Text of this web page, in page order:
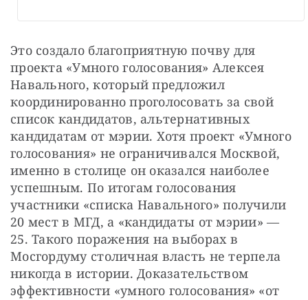
Это создало благоприятную почву для
проекта «Умного голосования» Алексея
Навального, который предложил
координированно проголосовать за свой
список кандидатов, альтернативных
кандидатам от мэрии. Хотя проект «Умного
голосования» не ограничивался Москвой,
именно в столице он оказался наиболее
успешным. По итогам голосования
участники «списка Навального» получили
20 мест в МГД, а «кандидаты от мэрии» —
25. Такого поражения на выборах в
Мосгордуму столичная власть не терпела
никогда в истории. Доказательством
эффективности «умного голосования» «от